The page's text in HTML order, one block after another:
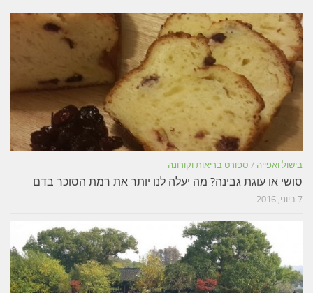
בישול ואפייה / ספורט בריאות וקורונה
סושי או עוגת גבינה? מה יעלה לנו יותר את רמת הסוכר בדם
7 ביוני, 2016